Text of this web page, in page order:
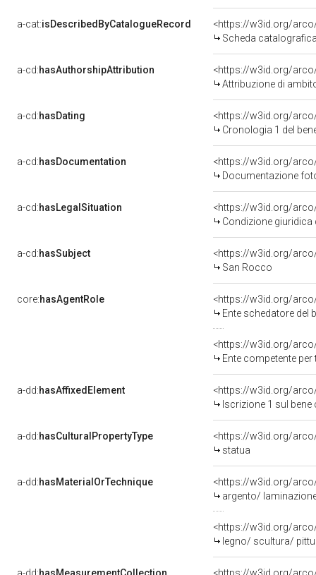
a-cat:isDescribedByCatalogueRecord
<https://w3id.org/
Scheda
a-cd:hasAuthorshipAttribution
<https://w3id.org/
Attribuzione di
a-cd:hasDating
<https://w3id.org/
Cronologia 1 del
a-cd:hasDocumentation
Documentazione
a-cd:hasLegalSituation
Condizione giuridica
a-cd:hasSubject
<https://w3id.org/
San Rocco
core:hasAgentRole
<https://w3id.org/
Ente schedatore del
<https://w3id.org/
Ente competente per tutela
a-dd:hasAffixedElement
<https://w3id.org/
Iscrizione 1 sul
a-dd:hasCulturalPropertyType
<https://w3id.org/
statua
a-dd:hasMaterialOrTechnique
<https://w3id.org/
argento/
<https://w3id.org/
legno/ scultura/